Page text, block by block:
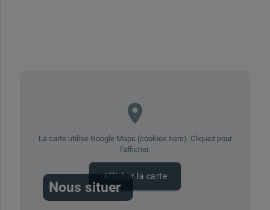
place
La carte utilise Google Maps (cookies tiers). Cliquez pour
l'afficher.
Afficher la carte
Nous situer